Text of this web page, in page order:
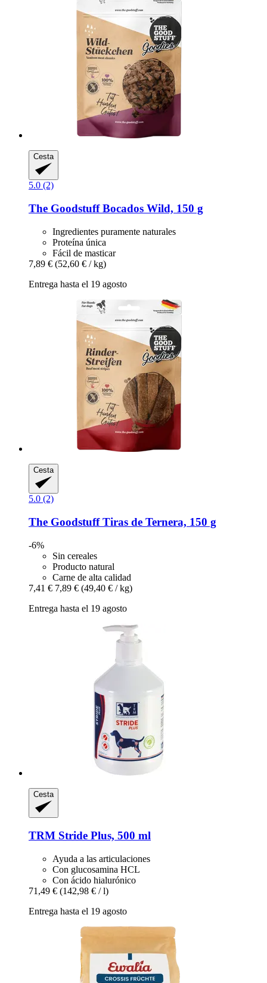
Cesta
5.0 (2)
The GoodstuffBocados Wild, 150 g
Ingredientes puramente naturales
Proteína única
Fácil de masticar
7,89 € (52,60 € / kg)
Entrega hasta el 19 agosto
Cesta
5.0 (2)
The GoodstuffTiras de Ternera, 150 g
-6%
Sin cereales
Producto natural
Carne de alta calidad
7,41 € 7,89 € (49,40 € / kg)
Entrega hasta el 19 agosto
Cesta
TRM Stride Plus, 500 ml
Ayuda a las articulaciones
Con glucosamina HCL
Con ácido hialurónico
71,49 € (142,98 € / l)
Entrega hasta el 19 agosto